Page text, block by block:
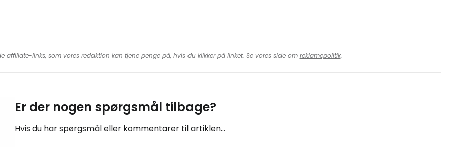
affiliate-links, som vores redaktion kan tjene penge på, hvis du klikker på linket. Se vores side om reklamepolitik.
Er der nogen spørgsmål tilbage?
Hvis du har spørgsmål eller kommentarer til artiklen...